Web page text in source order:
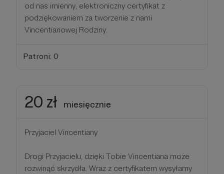
od nas imienny, elektroniczny certyfikat z
podziękowaniem za tworzenie z nami
Vincentianowej Rodziny.
Patroni: 0
20 zł miesięcznie
Przyjaciel Vincentiany
Drogi Przyjacielu, dzięki Tobie Vincentiana może
rozwinąć skrzydła. Wraz z certyfikatem wysyłamy